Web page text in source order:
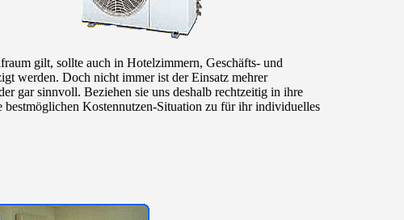
gilt, sollte auch in Hotelzimmern, Geschäfts- und
werden. Doch nicht immer ist der Einsatz mehrer
gar sinnvoll. Beziehen sie uns deshalb rechtzeitig in ihre
bestmöglichen Kostennutzen-Situation zu für ihr individuelles